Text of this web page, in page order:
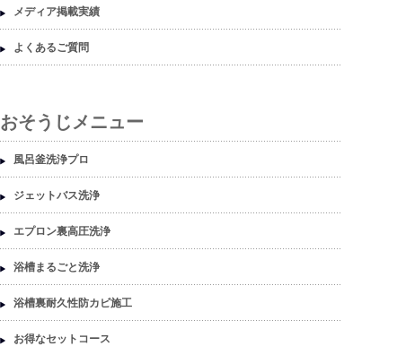
メディア掲載実績
よくあるご質問
おそうじメニュー
風呂釜洗浄プロ
ジェットバス洗浄
エプロン裏高圧洗浄
浴槽まるごと洗浄
浴槽裏耐久性防カビ施工
お得なセットコース